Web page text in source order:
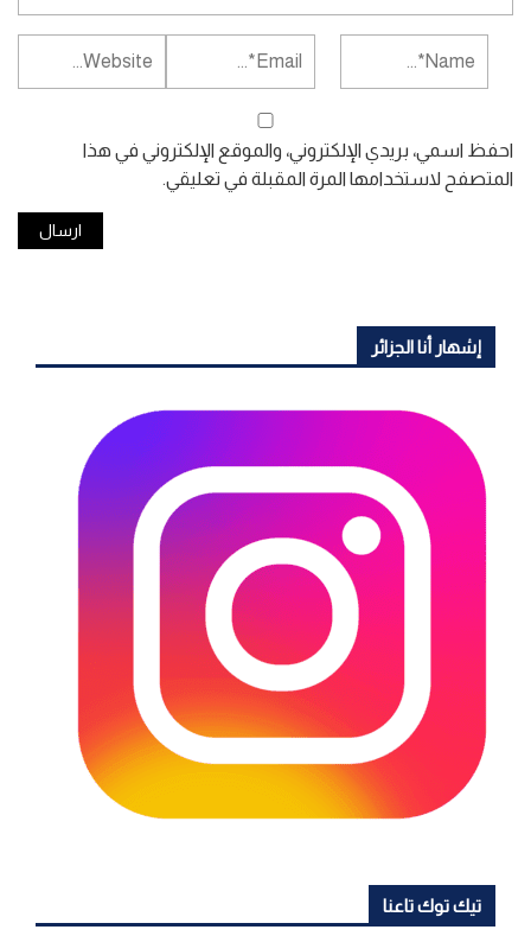
احفظ اسمي، بريدي الإلكتروني، والموقع الإلكتروني في هذا
المتصفح لاستخدامها المرة المقبلة في تعليقي.
إشهار أنا الجزائر
تيك توك تاعنا